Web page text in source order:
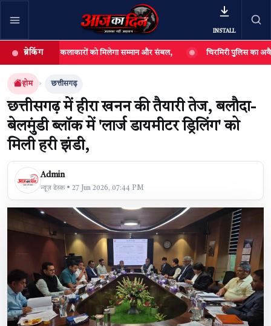
INSTALL
खबर खोजें
खोजें
ब्रेकिंग
लोक कलाकारों को मिलेगा सम्मान और संबल, चिरमिरी पुलिस का अवैध महुआ शराब
होम छत्तीसगढ़
छत्तीसगढ़ में हीरा खनन की तैयारी तेज, बलौदा-
बेलमुंडी ब्लॉक में 'लार्ज डायमीटर ड्रिलिंग' को
मिली हरी झंडी,
Admin
न्यूज़ डेस्क • 27 Jun 2026, 07:44 PM